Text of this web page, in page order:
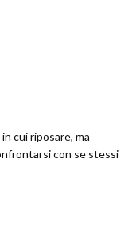
cui riposare, ma
con se stessi